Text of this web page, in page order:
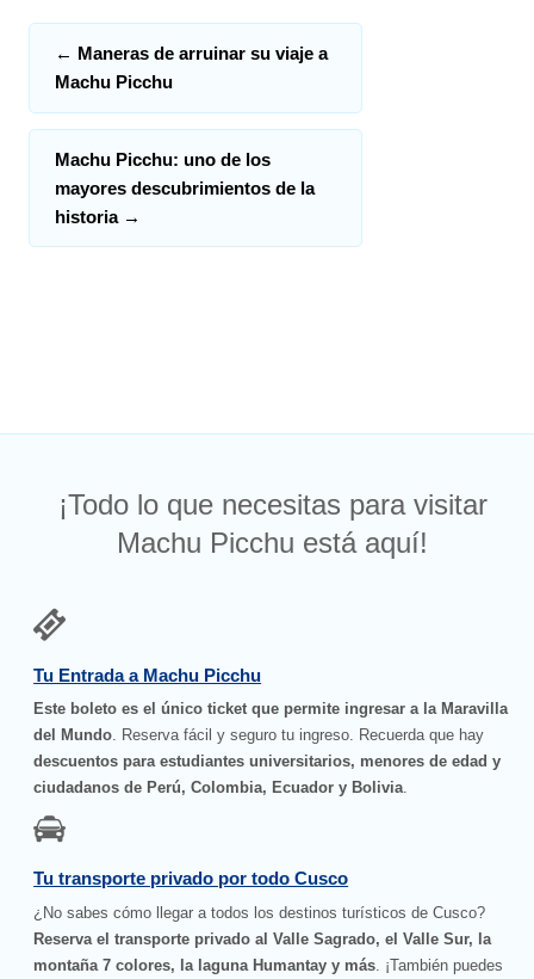
← Maneras de arruinar su viaje a
Machu Picchu
Machu Picchu: uno de los
mayores descubrimientos de la
historia →
¡Todo lo que necesitas para visitar
Machu Picchu está aquí!
Tu Entrada a Machu Picchu
Este boleto es el único ticket que permite ingresar a la Maravilla
del Mundo. Reserva fácil y seguro tu ingreso. Recuerda que hay
descuentos para estudiantes universitarios, menores de edad y
ciudadanos de Perú, Colombia, Ecuador y Bolivia.
Tu transporte privado por todo Cusco
¿No sabes cómo llegar a todos los destinos turísticos de Cusco?
Reserva el transporte privado al Valle Sagrado, el Valle Sur, la
montaña 7 colores, la laguna Humantay y más . ¡También puedes